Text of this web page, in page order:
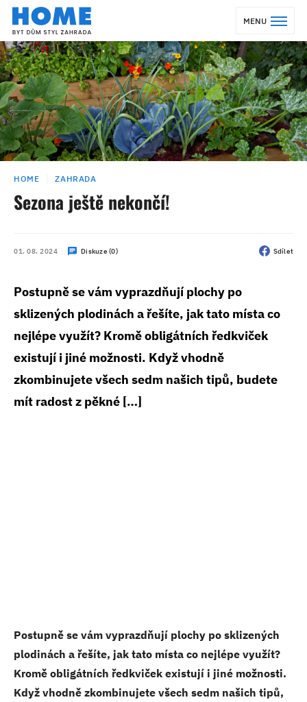
MENU
HOME ZAHRADA
Sezona ještě nekončí!
01. 08. 2024 Diskuze (0) Sdílet
Postupně se vám vyprazdňují plochy po
sklizených plodinách a řešíte, jak tato místa co
nejlépe využít? Kromě obligátních ředkviček
existují i jiné možnosti. Když vhodně
zkombinujete všech sedm našich tipů, budete
mít radost z pěkné […]
Postupně se vám vyprazdňují plochy po sklizených
plodinách a řešíte, jak tato místa co nejlépe využít?
Kromě obligátních ředkviček existují i jiné možnosti.
Když vhodně zkombinujete všech sedm našich tipů,